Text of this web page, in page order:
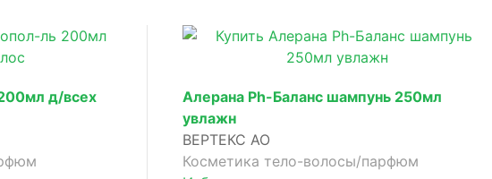
д/всех
Алерана Ph-Баланс шампунь 250мл
увлажн
ВЕРТЕКС АО
Косметика тело-волосы/парфюм